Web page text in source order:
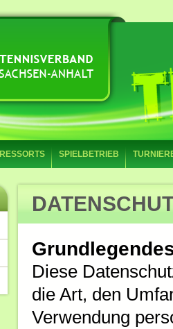
RESSORTS SPIELBETRIEB
Diese
die Art, den
Verwendung